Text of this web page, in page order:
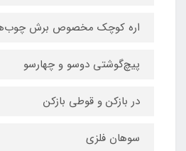
اره کوچک مخصوص برش
پیچ‌گوشتی دوسو و چهارسو
در بازکن و قوطی بازکن
سوهان فلزی